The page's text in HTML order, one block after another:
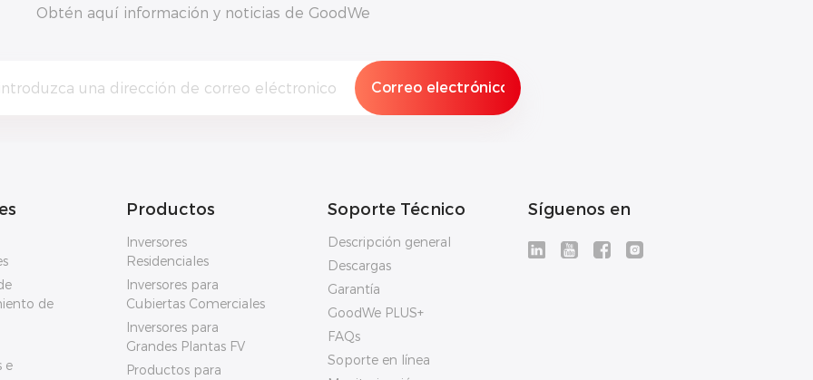
Obtén aquí información y noticias de GoodWe
de
e
Productos
Inversores
Residenciales
Inversores para
Cubiertas Comerciales
Inversores para
Grandes Plantas FV
Productos para
Soporte Técnico
Descripción general
Descargas
Garantía
GoodWe PLUS+
FAQs
Soporte en línea
Síguenos en